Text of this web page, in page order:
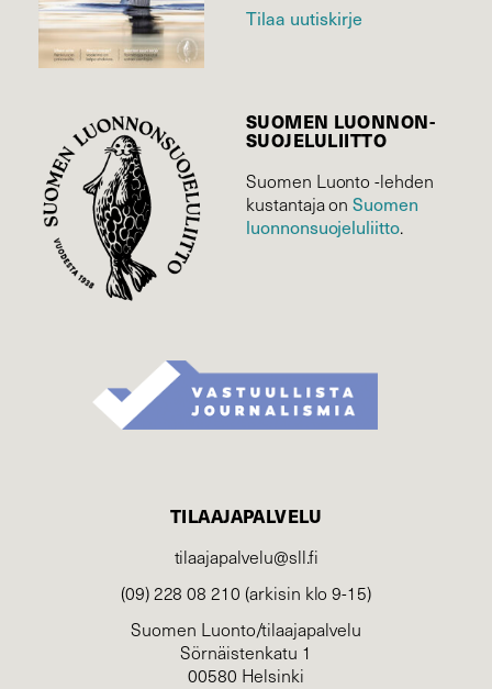
Tilaa uutiskirje
SUOMEN LUONNON­
SUOJELU­LIITTO
Suomen Luonto -lehden
kustantaja onSuomen
luonnonsuojelu­liitto.
TILAAJAPALVELU
tilaajapalvelu@sll.fi
(09) 228 08 210 (arkisin klo 9-15)
Suomen Luonto/tilaajapalvelu
Sörnäistenkatu 1
00580 Helsinki